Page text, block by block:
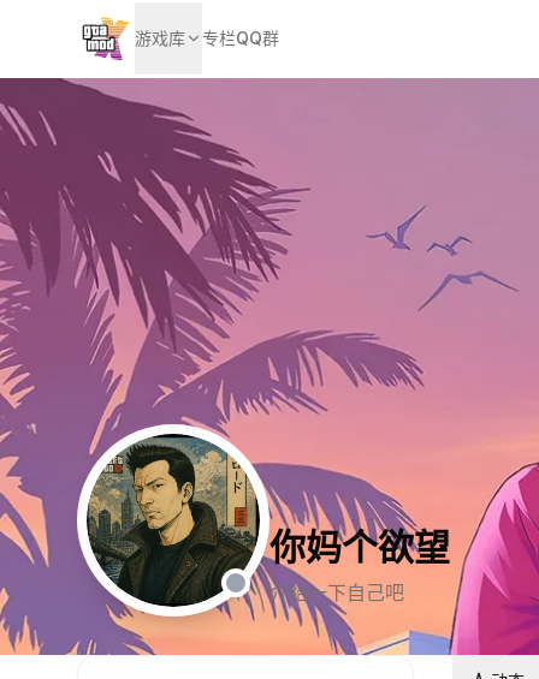
游戏库 专栏QQ群
你妈个欲望
介绍一下自己吧